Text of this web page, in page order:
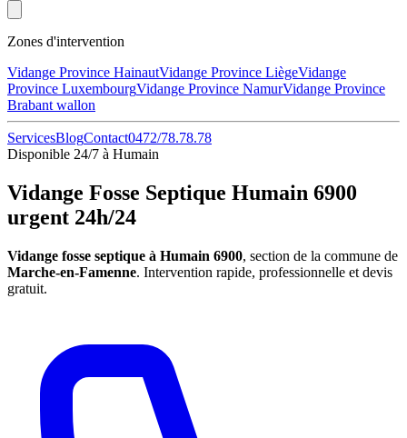
Zones d'intervention
Vidange Province HainautVidange Province LiègeVidange
Province LuxembourgVidange Province NamurVidange Province
Brabant wallon
ServicesBlogContact0472/78.78.78
Disponible 24/7 à Humain
Vidange Fosse Septique Humain 6900
urgent 24h/24
Vidange fosse septique à Humain 6900, section de la commune de
Marche-en-Famenne. Intervention rapide, professionnelle et devis
gratuit.